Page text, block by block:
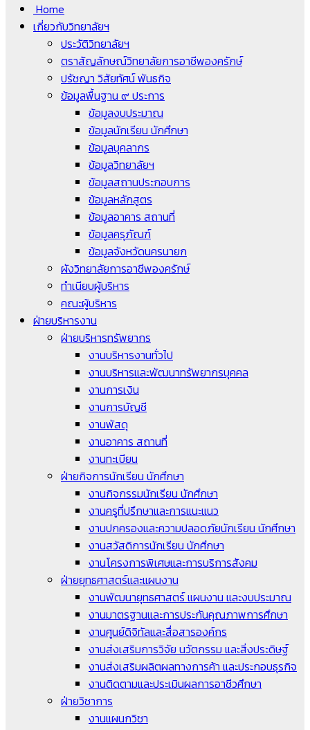
Home
เกี่ยวกับวิทยาลัยฯ
ประวัติวิทยาลัยฯ
ตราสัญลักษณ์วิทยาลัยการอาชีพองครักษ์
ปรัชญา วิสัยทัศน์ พันธกิจ
ข้อมูลพื้นฐาน ๙ ประการ
ข้อมูลงบประมาณ
ข้อมูลนักเรียน นักศึกษา
ข้อมูลบุคลากร
ข้อมูลวิทยาลัยฯ
ข้อมูลสถานประกอบการ
ข้อมูลหลักสูตร
ข้อมูลอาคาร สถานที่
ข้อมูลครุภัณฑ์
ข้อมูลจังหวัดนครนายก
ผังวิทยาลัยการอาชีพองครักษ์
ทำเนียบผู้บริหาร
คณะผู้บริหาร
ฝ่ายบริหารงาน
ฝ่ายบริหารทรัพยากร
งานบริหารงานทั่วไป
งานบริหารและพัฒนาทรัพยากรบุคคล
งานการเงิน
งานการบัญชี
งานพัสดุ
งานอาคาร สถานที่
งานทะเบียน
ฝ่ายกิจการนักเรียน นักศึกษา
งานกิจกรรมนักเรียน นักศึกษา
งานครูที่ปรึกษาและการแนะแนว
งานปกครองและความปลอดภัยนักเรียน นักศึกษา
งานสวัสดิการนักเรียน นักศึกษา
งานโครงการพิเศษและการบริการสังคม
ฝ่ายยุทธศาสตร์และแผนงาน
งานพัฒนายุทธศาสตร์ แผนงาน และงบประมาณ
งานมาตรฐานและการประกันคุณภาพการศึกษา
งานศูนย์ดิจิทัลและสื่อสารองค์กร
งานส่งเสริมการวิจัย นวัตกรรม และสิ่งประดิษฐ์
งานส่งเสริมผลิตผลทางการค้า และประกอบธุรกิจ
งานติดตามและประเมินผลการอาชีวศึกษา
ฝ่ายวิชาการ
งานแผนกวิชา